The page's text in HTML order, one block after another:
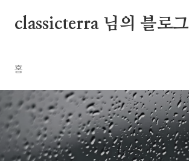
classicterra 님의 블로그
홈